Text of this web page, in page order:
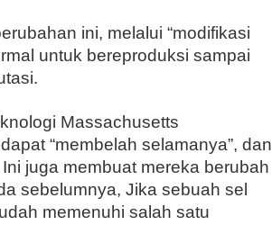
ini, melalui “modifikasi
untuk bereproduksi sampai
Massachusetts
“membelah selamanya”, dan
juga membuat mereka berubah
sebelumnya, Jika sebuah sel
memenuhi salah satu